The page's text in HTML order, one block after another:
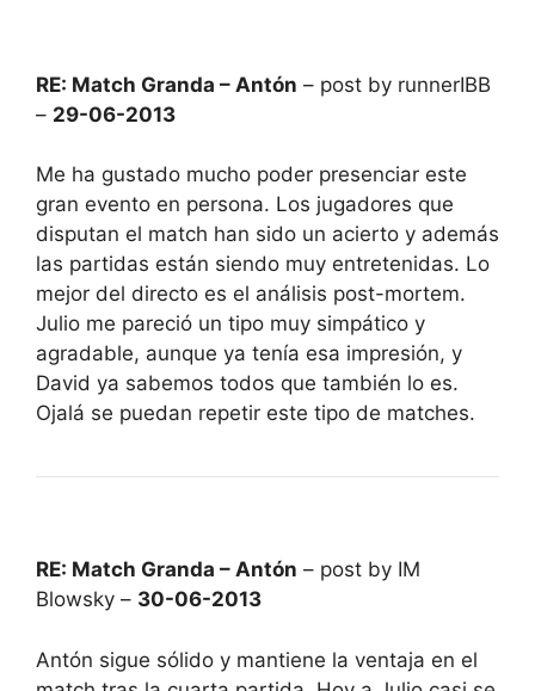
RE: Match Granda – Antón – post by runnerIBB
– 29-06-2013
Me ha gustado mucho poder presenciar este
gran evento en persona. Los jugadores que
disputan el match han sido un acierto y además
las partidas están siendo muy entretenidas. Lo
mejor del directo es el análisis post-mortem.
Julio me pareció un tipo muy simpático y
agradable, aunque ya tenía esa impresión, y
David ya sabemos todos que también lo es.
Ojalá se puedan repetir este tipo de matches.
RE: Match Granda – Antón – post by IM
Blowsky – 30-06-2013
Antón sigue sólido y mantiene la ventaja en el